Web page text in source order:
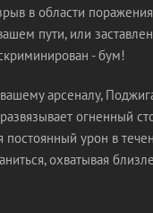
в области
пути, или
- бум!
арсеналу,
огненный
постоянный урон в
охватывая